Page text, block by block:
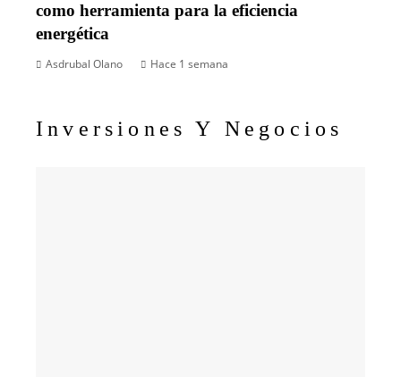
como herramienta para la eficiencia
energética
Asdrubal Olano Hace 1 semana
Inversiones Y Negocios